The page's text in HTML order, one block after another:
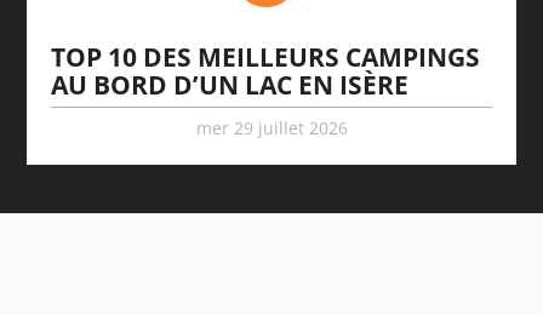
TOP 10 DES MEILLEURS CAMPINGS
AU BORD D’UN LAC EN ISÈRE
mer 29 juillet 2026